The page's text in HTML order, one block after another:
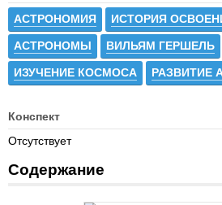
АСТРОНОМИЯ ИСТОРИЯ
АСТРОНОМЫ ВИЛЬЯМ ГЕРШЕЛЬ
ИЗУЧЕНИЕ КОСМОСА РАЗВИТИЕ
Конспект
Отсутствует
Содержание